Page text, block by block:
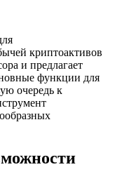
криптоактивов
и предлагает
функции для
очередь к